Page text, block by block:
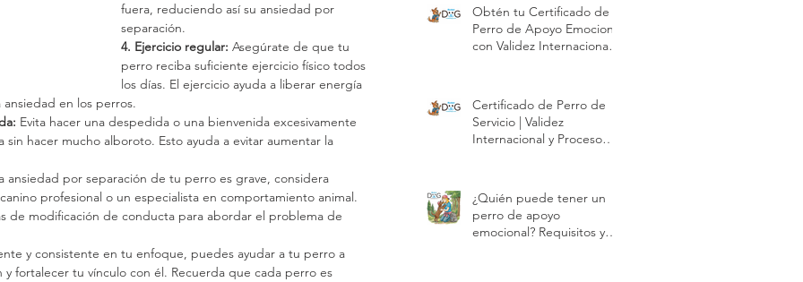
fuera, reduciendo así su ansiedad por
separación.
4. Ejercicio regular: Asegúrate de que tu
perro reciba suficiente ejercicio físico todos
los días. El ejercicio ayuda a liberar energía
en los perros.
Evita hacer una despedida o una bienvenida excesivamente
sin hacer mucho alboroto. Esto ayuda a evitar aumentar la
ansiedad por separación de tu perro es grave, considera
profesional o un especialista en comportamiento animal.
de modificación de conducta para abordar el problema de
y consistente en tu enfoque, puedes ayudar a tu perro a
fortalecer tu vínculo con él. Recuerda que cada perro es
Obtén tu Certificado de
Perro de Apoyo Emocional
con Validez Internacional |
Certificado de Perro de
Servicio | Validez
Internacional y Proceso
¿Quién puede tener un
perro de apoyo
emocional? Requisitos y